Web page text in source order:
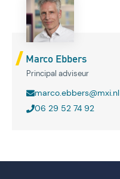
Marco Ebbers
Principal adviseur
marco.ebbers@mxi.nl
06 29 52 74 92